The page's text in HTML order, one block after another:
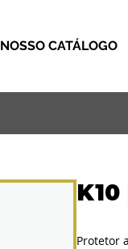
NOSSO CATÁLOGO
Protetor